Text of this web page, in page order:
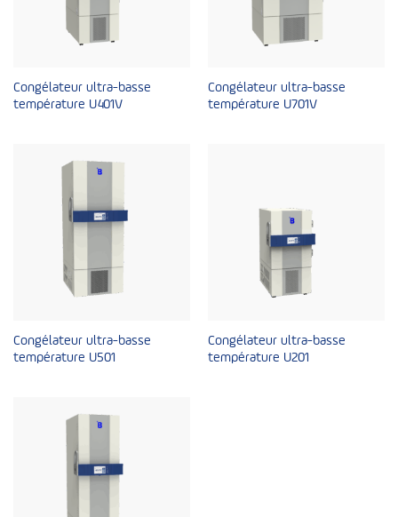
Congélateur ultra-basse
température U401V
Congélateur ultra-basse
température U701V
Congélateur ultra-basse
température U501
Congélateur ultra-basse
température U201